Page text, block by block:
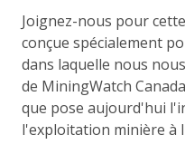
Joignez-nous pour
conçue spécialement
dans laquelle nous
de MiningWatch
que pose aujourd'hui
l'exploitation minière à